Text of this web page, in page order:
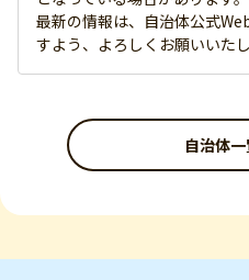
最新の情報は、自治体公式
すよう、よろしくお願いいたし
自治体